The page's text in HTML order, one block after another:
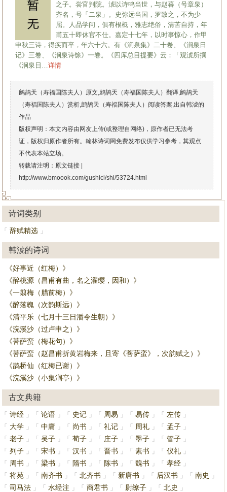
之子。尝官判院。淲以诗鸣当世，与赵蕃（号章泉）
齐名，号「二泉」。史弥远当国，罗致之，不为少
屈。人品学问，俱有根柢，雅志绝俗，清苦自持，年
甫五十即休官不仕。嘉定十七年，以时事惊心，作甲
申秋三诗，得疾而卒，年六十六。有《涧泉集》二十卷、《涧泉日
记》三卷、《涧泉诗馀》一卷。《四库总目提要》云：「观淲所撰
《涧泉日…详情
鹧鸪天（寿福国陈夫人）原文,鹧鸪天（寿福国陈夫人）翻译,鹧鸪天
（寿福国陈夫人）赏析,鹧鸪天（寿福国陈夫人）阅读答案,出自韩淲的
作品
版权声明：本文内容由网友上传(或整理自网络)，原作者已无法考
证，版权归原作者所有。翰林诗词网免费发布仅供学习参考，其观点
不代表本站立场。
转载请注明：原文链接 |
http://www.bmoook.com/gushici/shi/53724.html
诗词类别
「 辞赋精选 」
韩淲的诗词
《好事近（红梅）》
《醉桃源（昌甫有曲，名之濯缨，因和）》
《一翦梅（腊前梅）》
《醉落魄（次韵斯远）》
《清平乐（七月十三日潘令生朝）》
《浣溪沙（过卢申之）》
《菩萨蛮（梅花句）》
《菩萨蛮（赵昌甫折黄岩梅来，且寄《菩萨蛮》，次韵赋之）》
《鹊桥仙（红梅已谢）》
《浣溪沙（小集涧亭）》
古文典籍
「 诗经 」 「 论语 」 「 史记 」 「 周易 」 「 易传 」 「 左传 」
「
大学 」 「 中庸 」 「 尚书 」 「 礼记 」 「 周礼 」 「 孟子 」
「
老子 」 「 吴子 」 「 荀子 」 「 庄子 」 「 墨子 」 「 管子 」
「
列子 」 「 宋书 」 「 汉书 」 「 晋书 」 「 素书 」 「 仪礼 」
「
周书 」 「 梁书 」 「 隋书 」 「 陈书 」 「 魏书 」 「 孝经 」
「
将苑 」 「 南齐书 」 「 北齐书 」 「 新唐书 」 「 后汉书 」 「 南史
」
「
司马法 」 「 水经注 」 「 商君书 」 「 尉缭子 」 「 北史
」